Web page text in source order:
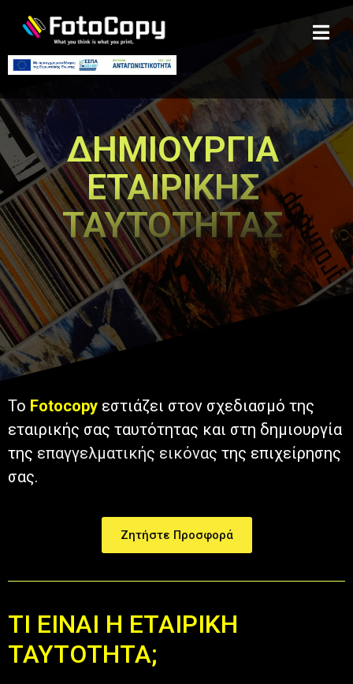
ΔΗΜΙΟΥΡΓΙΑ
ΕΤΑΙΡΙΚΗΣ
ΤΑΥΤΟΤΗΤΑΣ
Το Fotocopy εστιάζει στον σχεδιασμό της
εταιρικής σας ταυτότητας και στη δημιουργία
της επαγγελματικής εικόνας της επιχείρησης
σας.
Ζητήστε Προσφορά
ΤΙ ΕΙΝΑΙ Η ΕΤΑΙΡΙΚΗ
ΤΑΥΤΟΤΗΤΑ;